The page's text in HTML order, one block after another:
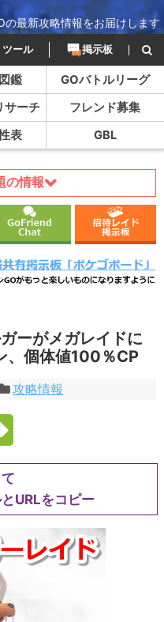
の最新攻略情報をお届けします
ツール 掲示板
鑑
GOバトルリーグ
サーチ
フレンド募集
表 GBL
の情報
ーがメガレイドに
、個体値100％CP
攻略情報
URLをコピー